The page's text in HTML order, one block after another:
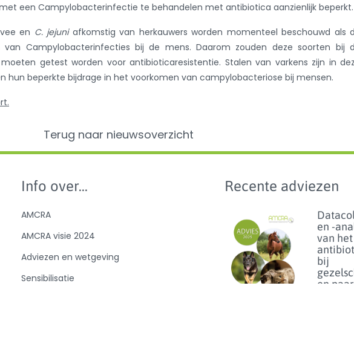
een Campylobacterinfectie te behandelen met antibiotica aanzienlijk beperkt.
en C. jejuniafkomstig van herkauwers worden momenteel beschouwd als
van Campylobacterinfecties bij de mens. Daarom zouden deze soorten bij
getest worden voor antibioticaresistentie. Stalen van varkens zijn in
hun beperkte bijdrage in het voorkomen van campylobacteriose bij mensen.
Terug naar nieuwsoverzicht
Info over...
AMCRA
AMCRA visie 2024
Adviezen en wetgeving
Sensibilisatie
Recente adviezen
en -
van het
bij
en